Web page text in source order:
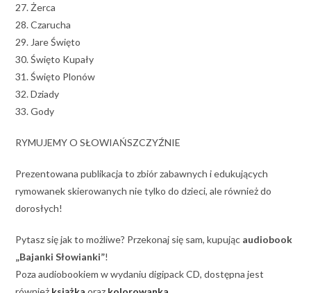
27. Żerca
28. Czarucha
29. Jare Święto
30. Święto Kupały
31. Święto Plonów
32. Dziady
33. Gody
RYMUJEMY O SŁOWIAŃSZCZYŹNIE
Prezentowana publikacja to zbiór zabawnych i edukujących
rymowanek skierowanych nie tylko do dzieci, ale również do
dorosłych!
Pytasz się jak to możliwe? Przekonaj się sam, kupując audiobook
„Bajanki Słowianki”!
Poza audiobookiem w wydaniu digipack CD, dostępna jest